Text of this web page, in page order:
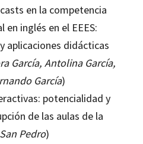
en la competencia
inglés en el EEES:
aplicaciones didácticas
García, Antolina García,
García)
potencialidad y
de las aulas de la
Pedro)